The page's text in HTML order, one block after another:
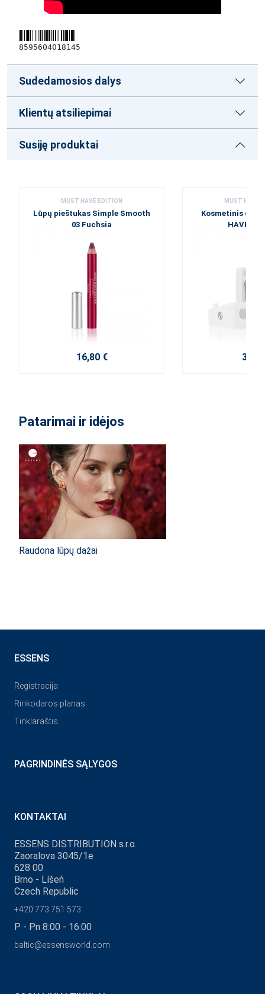
8595604018145
Sudedamosios dalys
Klientų atsiliepimai
Susiję produktai
MUST HAVE EDITION
Lūpų pieštukas Simple Smooth
03 Fuchsia
16,80 €
MUST HAVE
Kosmetinis
HAVE
3,80
Patarimai ir idėjos
Raudona lūpų dažai
ESSENS
Registracija
Rinkodaros planas
Tinklaraštis
PAGRINDINĖS SĄLYGOS
KONTAKTAI
ESSENS DISTRIBUTION s.r.o.
Zaoralova 3045/1e
628 00
Brno - Líšeň
Czech Republic
+420 773 751 573
P - Pn 8:00 - 16:00
baltic@essensworld.com